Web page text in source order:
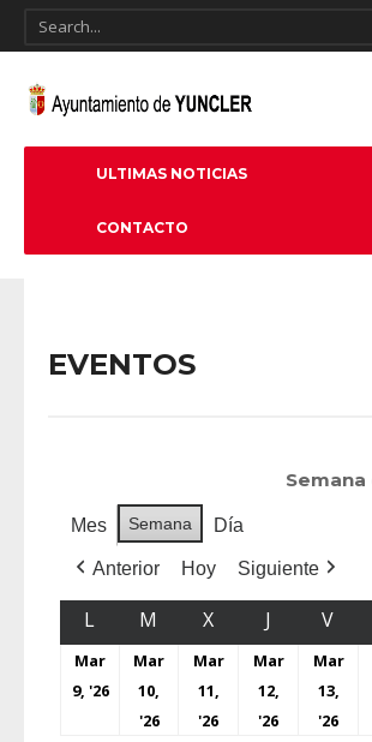
ULTIMAS NOTICIAS
CONTACTO
EVENTOS
Mes Semana Día
Anterior Hoy Siguiente
L M X J V
Mar
9, '26
Mar
10,
'26
Mar
11,
'26
Mar
12,
'26
Mar
13,
'26